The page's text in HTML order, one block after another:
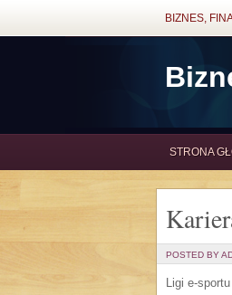
BIZNES,
STRONA
POSTED BY
Ligi e-